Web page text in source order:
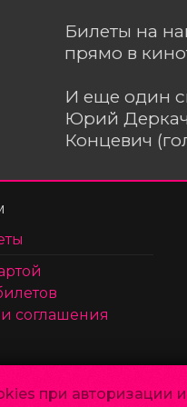
Билеты на
прямо в
И еще один
Юрий
Концевич
при авторизации
соглашения